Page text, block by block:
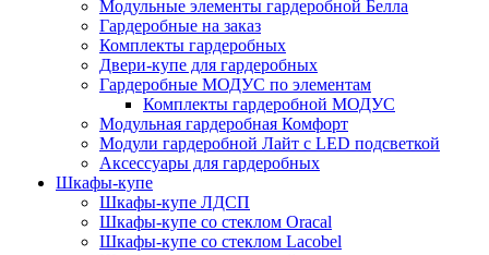
Модульные элементы гардеробной Белла
Гардеробные на заказ
Комплекты гардеробных
Двери-купе для гардеробных
Гардеробные МОДУС по элементам
Комплекты гардеробной МОДУС
Модульная гардеробная Комфорт
Модули гардеробной Лайт с LED подсветкой
Аксессуары для гардеробных
Шкафы-купе
Шкафы-купе ЛДСП
Шкафы-купе со стеклом Oracal
Шкафы-купе со стеклом Lacobel